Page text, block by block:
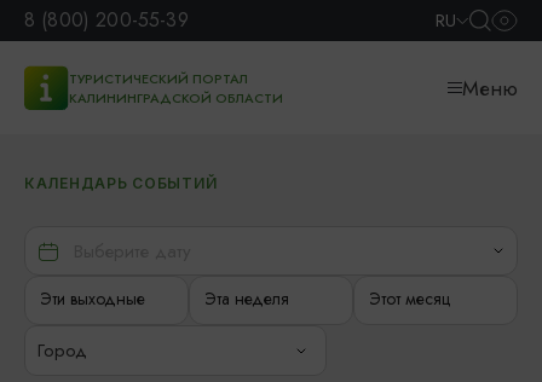
8 (800) 200-55-39 RU
ТУРИСТИЧЕСКИЙ ПОРТАЛ
КАЛИНИНГРАДСКОЙ ОБЛАСТИ
Меню
КАЛЕНДАРЬ СОБЫТИЙ
Эти выходные Эта неделя Этот месяц
Город